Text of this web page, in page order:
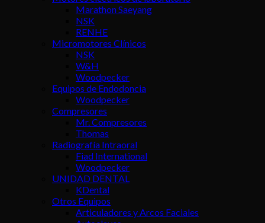
Marathon Saeyang
NSK
RENHE
Micromotores Clínicos
NSK
W&H
Woodpecker
Equipos de Endodoncia
Woodpecker
Compresores
Mr. Compresores
Thomas
Radiografía Intraoral
Fiad International
Woodpecker
UNIDAD DENTAL
KDental
Otros Equipos
Articuladores y Arcos Faciales